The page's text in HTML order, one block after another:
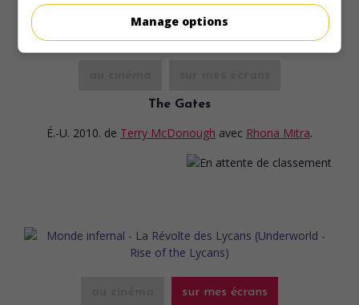
The Gates
É.-U. 2010. de Terry McDonough avec Rhona Mitra.
sur mes écrans
Manage options